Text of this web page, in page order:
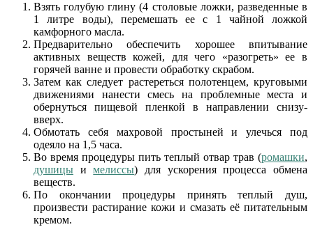
Взять голубую глину (4 столовые ложки, разведенные в
1 литре воды), перемешать ее с 1 чайной ложкой
камфорного масла.
Предварительно обеспечить хорошее впитывание
активных веществ кожей, для чего «разогреть» ее в
горячей ванне и провести обработку скрабом.
Затем как следует растереться полотенцем, круговыми
движениями нанести смесь на проблемные места и
обернуться пищевой пленкой в направлении снизу-
вверх.
Обмотать себя махровой простыней и улечься под
одеяло на 1,5 часа.
Во время процедуры пить теплый отвар трав (ромашки,
душицы имелиссы) для ускорения процесса обмена
веществ.
По окончании процедуры принять теплый душ,
произвести растирание кожи и смазать её питательным
кремом.